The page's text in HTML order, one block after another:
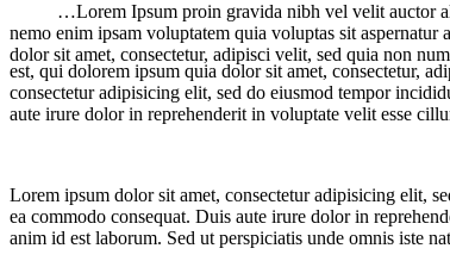
…Lorem Ipsum proin gravida nibh vel velit auctor
nemo enim ipsam voluptatem quia voluptas sit
dolor sit amet, consectetur, adipisci velit, sed quia non
est, qui dolorem ipsum quia dolor sit amet, consectetur,
consectetur adipisicing elit, sed do eiusmod tempor
aute irure dolor in reprehenderit in voluptate velit esse
Lorem ipsum dolor sit amet, consectetur adipisicing elit,
ea commodo consequat. Duis aute irure dolor in
anim id est laborum. Sed ut perspiciatis unde omnis iste